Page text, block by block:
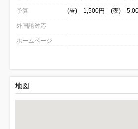
予算 (昼) 1,500円 (夜)
外国語対応
ホームページ
地図